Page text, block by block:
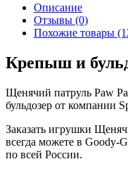
Описание
Отзывы (0)
Похожие товары
Крепыш и
Щенячий патруль Paw
бульдозер от компании
Заказать игрушки
всегда можете в Goody-
по всей России.